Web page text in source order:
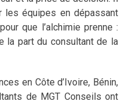
équipes en dépassant
que l’alchimie prenne :
la part du consultant de la
en Côte d’Ivoire, Bénin,
de MGT Conseils ont